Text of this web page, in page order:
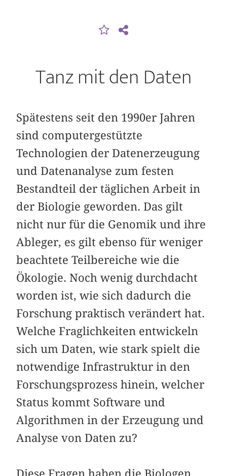
Tanz mit den Daten
Spätestens seit den 1990er Jahren
sind computergestützte
Technologien der Datenerzeugung
und Datenanalyse zum festen
Bestandteil der täglichen Arbeit in
der Biologie geworden. Das gilt
nicht nur für die Genomik und ihre
Ableger, es gilt ebenso für weniger
beachtete Teilbereiche wie die
Ökologie. Noch wenig durchdacht
worden ist, wie sich dadurch die
Forschung praktisch verändert hat.
Welche Fraglichkeiten entwickeln
sich um Daten, wie stark spielt die
notwendige Infrastruktur in den
Forschungsprozess hinein, welcher
Status kommt Software und
Algorithmen in der Erzeugung und
Analyse von Daten zu?
Diese Fragen haben die Biologen